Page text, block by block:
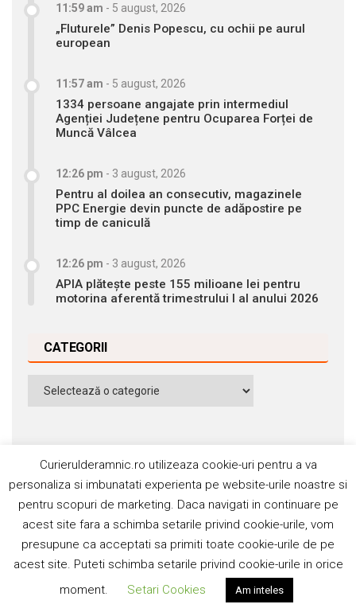
11:59 am - 5 august, 2026
„Fluturele” Denis Popescu, cu ochii pe aurul
european
11:57 am - 5 august, 2026
1334 persoane angajate prin intermediul
Agenției Județene pentru Ocuparea Forței de
Muncă Vâlcea
12:26 pm - 3 august, 2026
Pentru al doilea an consecutiv, magazinele
PPC Energie devin puncte de adăpostire pe
timp de caniculă
12:26 pm - 3 august, 2026
APIA plătește peste 155 milioane lei pentru
motorina aferentă trimestrului I al anului 2026
CATEGORII
Categorii
©2006-2020 Silviu Popescu. Toate drepturile rezervate. ISSN:
1842-4589
Curierulderamnic.ro utilizeaza cookie-uri pentru a va
personaliza si imbunatati experienta pe website-urile noastre si
pentru scopuri de marketing. Daca navigati in continuare pe
acest site fara a schimba setarile privind cookie-urile, vom
presupune ca acceptati sa primiti toate cookie-urile de pe
acest site. Puteti schimba setarile privind cookie-urile in orice
moment.
Setari Cookies Am inteles